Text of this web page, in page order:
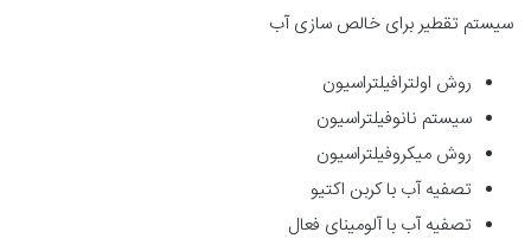
سیستم تقطیر برای خالص سازی آب
روش اولترافیلتراسیون
سیستم نانوفیلتراسیون
روش میکروفیلتراسیون
تصفیه آب با کربن اکتیو
تصفیه آب با آلومینای فعال